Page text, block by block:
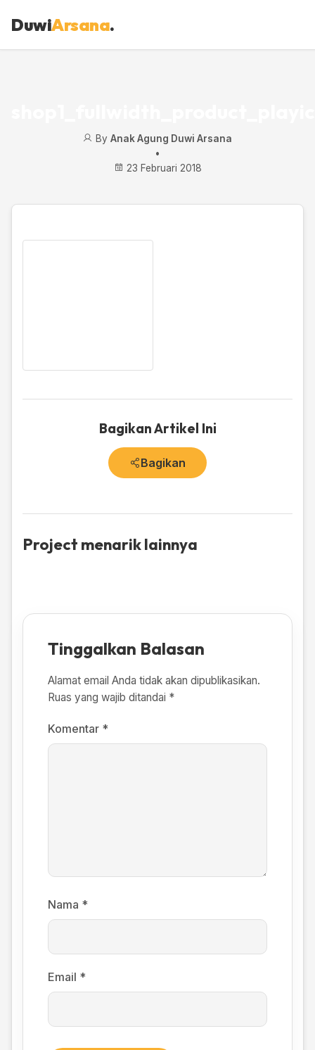
DuwiArsana.
By Anak Agung Duwi Arsana
•
23 Februari 2018
Bagikan Artikel Ini
Bagikan
Project menarik lainnya
Tinggalkan Balasan
Alamat email Anda tidak akan dipublikasikan.
Ruas yang wajib ditandai *
Komentar *
Nama *
Email *